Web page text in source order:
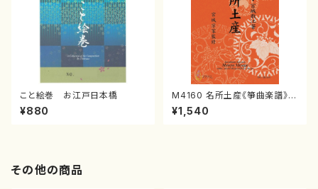
こと絵巻 お江戸日本橋
¥880
M4160 名所土産《箏曲楽譜》
（箏/宮城喜代子・宮城数江著・
宮城宗家監修/箏曲古典楽譜）
¥1,540
その他の商品